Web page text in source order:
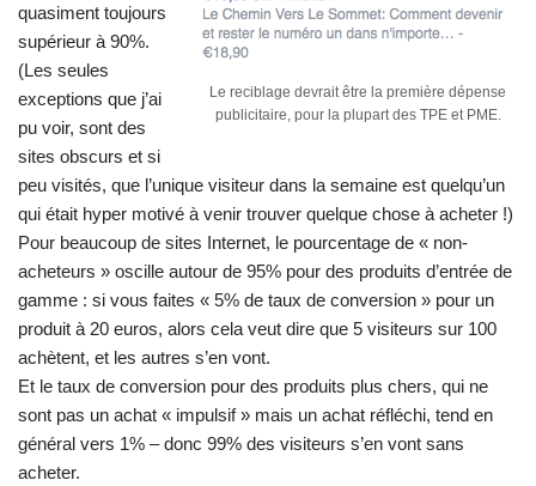
Le reciblage devrait être la première dépense
publicitaire, pour la plupart des TPE et PME.
quasiment toujours
supérieur à 90%.
(Les seules
exceptions que j’ai
pu voir, sont des
sites obscurs et si
peu visités, que l’unique visiteur dans la semaine est quelqu’un
qui était hyper motivé à venir trouver quelque chose à acheter !)
Pour beaucoup de sites Internet, le pourcentage de « non-
acheteurs » oscille autour de 95% pour des produits d’entrée de
gamme : si vous faites « 5% de taux de conversion » pour un
produit à 20 euros, alors cela veut dire que 5 visiteurs sur 100
achètent, et les autres s’en vont.
Et le taux de conversion pour des produits plus chers, qui ne
sont pas un achat « impulsif » mais un achat réfléchi, tend en
général vers 1% – donc 99% des visiteurs s’en vont sans
acheter.